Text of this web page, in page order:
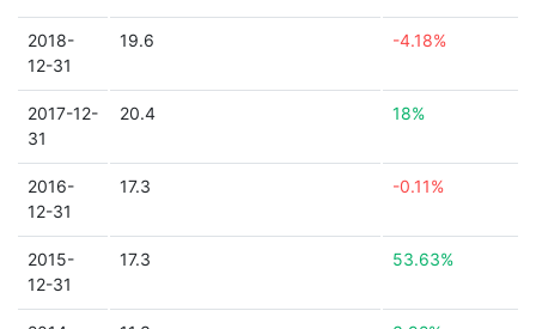
2018-
12-31
19.6 -4.18%
2017-12-
31
20.4 18%
2016-
12-31
17.3 -0.11%
2015-
12-31
17.3 53.63%